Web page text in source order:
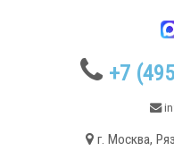
+7
г. Москва,